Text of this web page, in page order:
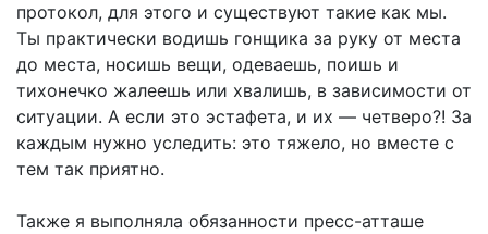
протокол, для этого и существуют такие как мы.
Ты практически водишь гонщика за руку от места
до места, носишь вещи, одеваешь, поишь и
тихонечко жалеешь или хвалишь, в зависимости от
ситуации. А если это эстафета, и их — четверо?! За
каждым нужно уследить: это тяжело, но вместе с
тем так приятно.
Также я выполняла обязанности пресс-атташе